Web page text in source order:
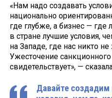
«Нам надо создавать
национально
где глубже, а бизнес — где
в стране лучшие условия,
на Западе, где нас никто не
Ужесточение
свидетельствует», —
Давайте